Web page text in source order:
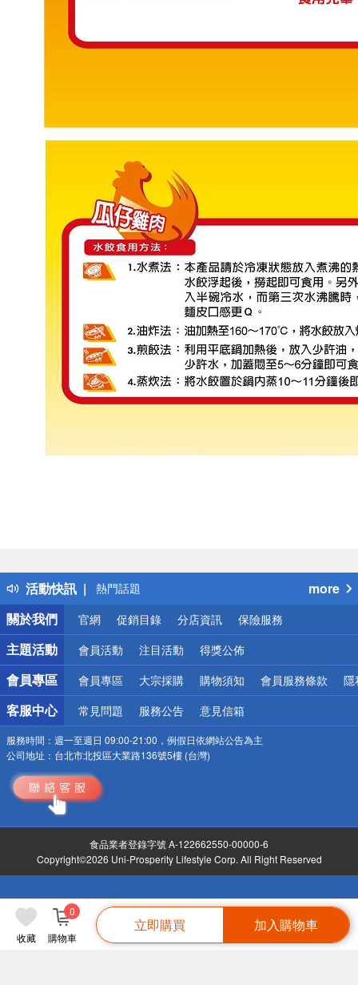
收藏 購物車
0
立即購買 加入購物車
活動快訊
得獎公告
熱門話題
銀行優惠
偏遠地區配送
詐騙網頁！請小心！
more
關於我們
官網 促銷目錄 分店資訊 保險服務
主題活動 會員活動 注目活動 得獎公佈
會員專區 會員專區 大宗採購 購物須知 會員服務條款 隱
客服中心 常見問題 服務公告 意見信箱
服務時間： 週一至週日 09:00-21:00，例假日依網站公告為主
公司地址： 台北市北投區大業路136號5樓 (台灣)
食品業者登錄字號 A-122662550-00000-6
Copyright©2026 Uni-Prosperity Lifestyle Corp. All Right Reserved